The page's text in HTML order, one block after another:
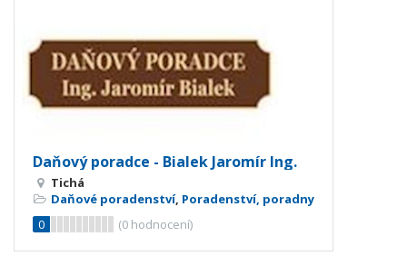
Daňový poradce - Bialek Jaromír Ing.
Tichá
Daňové poradenství, Poradenství, poradny
0
(0 hodnocení)